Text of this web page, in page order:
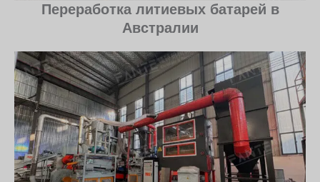
Переработка литиевых батарей в
Австралии